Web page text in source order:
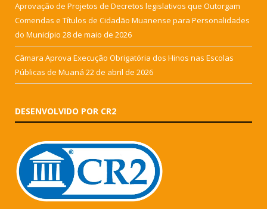
Aprovação de Projetos de Decretos legislativos que Outorgam
Comendas e Títulos de Cidadão Muanense para Personalidades
do Município 28 de maio de 2026
Câmara Aprova Execução Obrigatória dos Hinos nas Escolas
Públicas de Muaná 22 de abril de 2026
DESENVOLVIDO POR CR2